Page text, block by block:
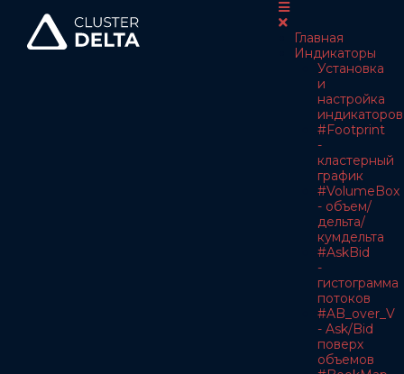
Главная
Индикаторы
Установка
и
настройка
индикаторов
#Footprint
-
кластерный
график
#VolumeBox
- объем/
дельта/
кумдельта
#AskBid
-
гистограмма
потоков
#AB_over_V
- Ask/Bid
поверх
объемов